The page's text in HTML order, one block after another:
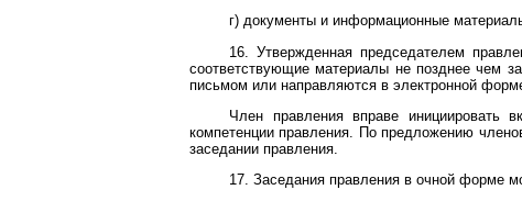
г) документы и информационные
16. Утвержденная председателем
соответствующие материалы не позднее чем
письмом или направляются в электронной
Член правления вправе инициировать
компетенции правления. По предложению
заседании правления.
17. Заседания правления в очной форме